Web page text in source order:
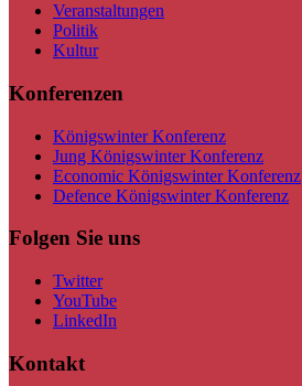
Veranstaltungen
Politik
Kultur
Konferenzen
Königswinter Konferenz
Jung Königswinter Konferenz
Economic Königswinter Konferenz
Defence Königswinter Konferenz
Folgen Sie uns
Twitter
YouTube
LinkedIn
Kontakt